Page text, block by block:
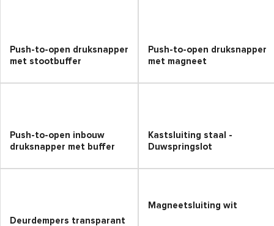
Push-to-open druksnapper
met stootbuffer
Push-to-open druksnapper
met magneet
Push-to-open inbouw
druksnapper met buffer
Kastsluiting staal -
Duwspringslot
Deurdempers transparant
Magneetsluiting wit